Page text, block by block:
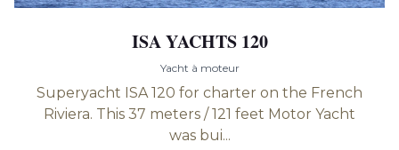
ISA YACHTS 120
Yacht à moteur
Superyacht ISA 120 for charter on the French
Riviera. This 37 meters / 121 feet Motor Yacht
was bui...